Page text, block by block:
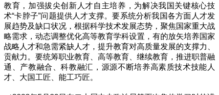
教育，加强拔尖创新人才自主培养，为解决我国关键核心技
术“卡脖子”问题提供人才支撑。要系统分析我国各方面人才发
展趋势及缺口状况，根据科学技术发展态势，聚焦国家重大战
略需求，动态调整优化高等教育学科设置，有的放矢培养国家
战略人才和急需紧缺人才，提升教育对高质量发展的支撑力、
贡献力。要统筹职业教育、高等教育、继续教育，推进职普融
通、产教融合、科教融汇，源源不断培养高素质技术技能人
才、大国工匠、能工巧匠。